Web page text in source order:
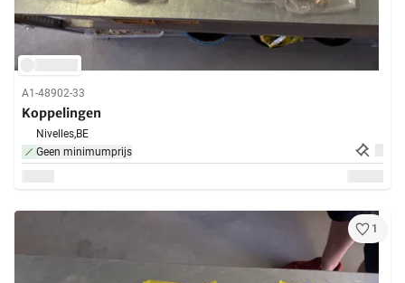
A1-48902-33
Koppelingen
Nivelles,BE
Geen minimumprijs
1